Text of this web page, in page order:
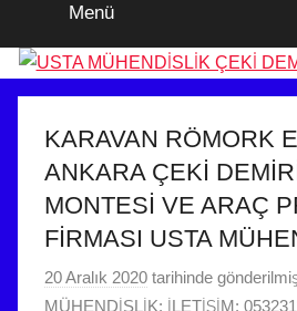
Menü
KARAVAN RÖMORK
ANKARA ÇEKİ
MONTESİ VE ARAÇ
FİRMASI USTA
20 Aralık 2020 tarihinde
MÜHENDİSLİK: İLETİŞİM: